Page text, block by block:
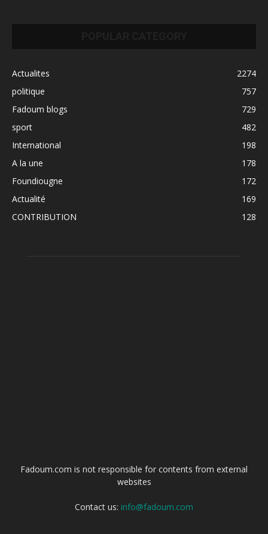
Actualites
2274
politique
757
Fadoum blogs
729
sport
482
International
198
A la une
178
Foundiougne
172
Actualité
169
CONTRIBUTION
128
Fadoum.com is not responsible for contents from external
websites
Contact us: info@fadoum.com